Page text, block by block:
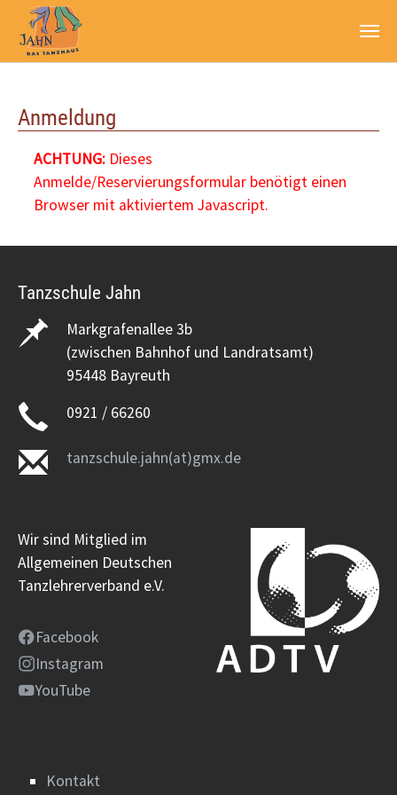
Anmeldung
ACHTUNG:Dieses
Anmelde/Reservierungsformular benötigt einen
Browser mit aktiviertem Javascript.
Tanzschule Jahn
Markgrafenallee 3b
(zwischen Bahnhof und Landratsamt)
95448 Bayreuth
0921 / 66260
tanzschule.jahn(at)gmx.de
Wir sind Mitglied im
Allgemeinen Deutschen
Tanzlehrerverband e.V.
Facebook
Instagram
YouTube
Kontakt